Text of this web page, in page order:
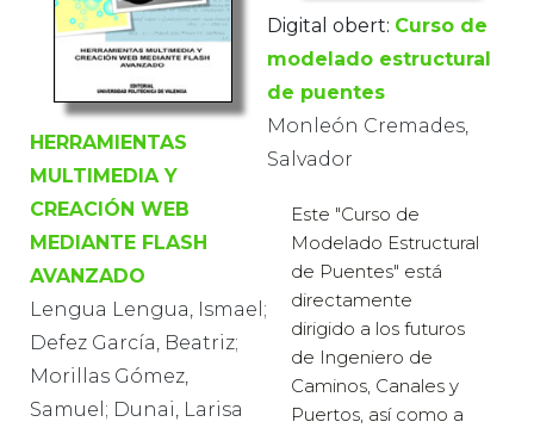
HERRAMIENTAS
MULTIMEDIA Y
CREACIÓN WEB
MEDIANTE FLASH
AVANZADO
Lengua Lengua, Ismael;
Defez García, Beatriz;
Morillas Gómez,
Samuel; Dunai, Larisa
Digital obert: Curso de
modelado estructural
de puentes
Monleón Cremades,
Salvador
Este "Curso de
Modelado Estructural
de Puentes" está
directamente
dirigido a los futuros
de Ingeniero de
Caminos, Canales y
Puertos, así como a